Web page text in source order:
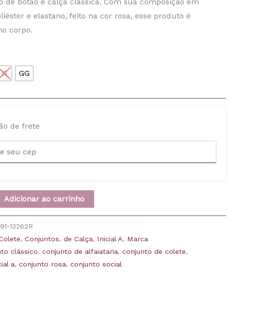
de botão e calça clássica. Com sua composição em
e elastano, feito na cor rosa, esse produto é
corpo.
G GG
de frete
Adicionar ao carrinho
13262R
, Conjuntos, de Calça, Inicial A, Marca
clássico, conjunto de alfaiataria, conjunto de colete,
a, conjunto rosa, conjunto social